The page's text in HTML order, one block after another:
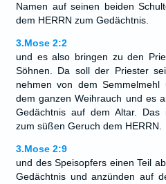
Namen auf seinen beiden
dem HERRN zum Gedächtnis.
3.Mose 2:2
und es also bringen zu den
Söhnen. Da soll der Priester
nehmen von dem Semmelmehl
dem ganzen Weihrauch und es
Gedächtnis auf dem Altar.
zum süßen Geruch dem HERRN.
3.Mose 2:9
und des Speisopfers einen Teil
Gedächtnis und anzünden auf